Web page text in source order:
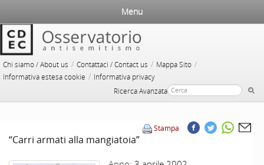
Chi siamo / About us / Contattaci / Contact us / Mappa Sito /
Informativa estesa cookie / Informativa privacy
Ricerca Avanzata
Menu
Stampa
“Carri armati alla mangiatoia”